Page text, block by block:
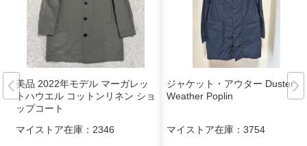
美品 2022年モデル マーガレッ
トハウエル コットンリネン ショ
ップコート
マイストア在庫： 2346
ジャケット・アウター Duster -
Weather Poplin
マイストア在庫： 3754